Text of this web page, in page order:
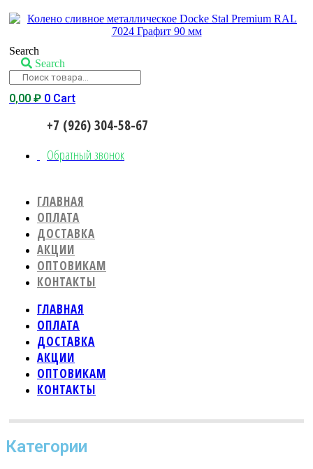
Search
Search
0,00 ₽ 0 Cart
+7 (926) 304-58-67
Обратный звонок
ГЛАВНАЯ
ОПЛАТА
ДОСТАВКА
АКЦИИ
ОПТОВИКАМ
КОНТАКТЫ
ГЛАВНАЯ
ОПЛАТА
ДОСТАВКА
АКЦИИ
ОПТОВИКАМ
КОНТАКТЫ
Категории